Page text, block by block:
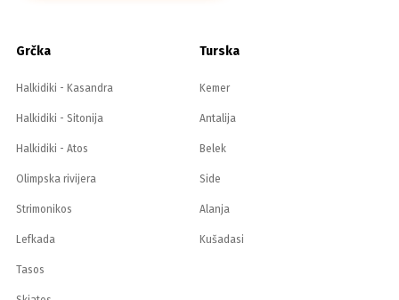
Grčka
Halkidiki - Kasandra
Halkidiki - Sitonija
Halkidiki - Atos
Olimpska rivijera
Strimonikos
Lefkada
Tasos
Turska
Kemer
Antalija
Belek
Side
Alanja
Kušadasi